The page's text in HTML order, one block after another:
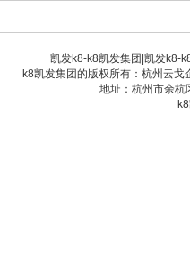
凯发k8-k8凯发集团 凯发k8-
k8凯发集团的版权所有：杭州云
地址：杭州市余杭